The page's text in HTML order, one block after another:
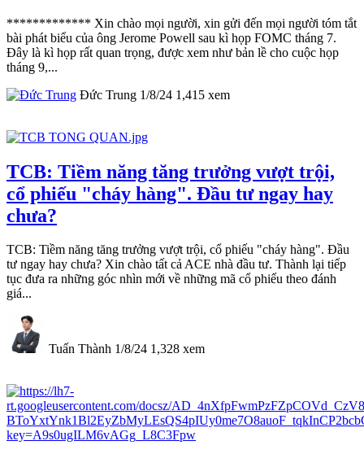
************* Xin chào mọi người, xin gửi đến mọi người tóm tắt
bài phát biểu của ông Jerome Powell sau kì họp FOMC tháng 7.
Đây là kì họp rất quan trọng, được xem như bản lề cho cuộc họp
tháng 9,...
Đức Trung 1/8/24 1,415 xem
TCB: Tiềm năng tăng trưởng vượt trội,
cổ phiếu "cháy hàng". Đầu tư ngay hay
chưa?
TCB: Tiềm năng tăng trưởng vượt trội, cổ phiếu "cháy hàng". Đầu
tư ngay hay chưa? Xin chào tất cả ACE nhà đầu tư. Thành lại tiếp
tục đưa ra những góc nhìn mới về những mã cổ phiếu theo đánh
giá...
Tuấn Thành 1/8/24 1,328 xem